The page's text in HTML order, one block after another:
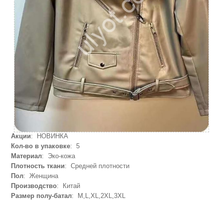
Акции: НОВИНКА
Кол-во в упаковке: 5
Материал: Эко-кожа
Плотность ткани: Средней плотности
Пол: Женщина
Производство: Китай
Размер полу-батал: M,L,XL,2XL,3XL